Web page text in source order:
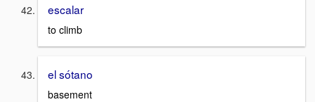
escalar
to climb
el sótano
basement